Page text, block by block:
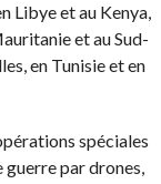
Libye et au Kenya,
et au Sud-
en Tunisie et en
spéciales
par drones,